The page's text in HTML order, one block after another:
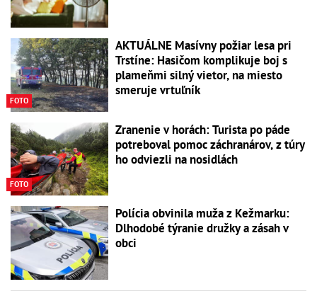
FOTO
AKTUÁLNE Masívny požiar lesa pri
Trstíne: Hasičom komplikuje boj s
plameňmi silný vietor, na miesto
smeruje vrtuľník
FOTO
Zranenie v horách: Turista po páde
potreboval pomoc záchranárov, z túry
ho odviezli na nosidlách
Polícia obvinila muža z Kežmarku:
Dlhodobé týranie družky a zásah v
obci